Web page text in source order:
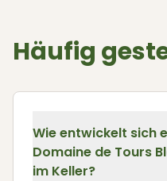
Häufig
Wie entwickelt sich
Domaine de Tours
im Keller?